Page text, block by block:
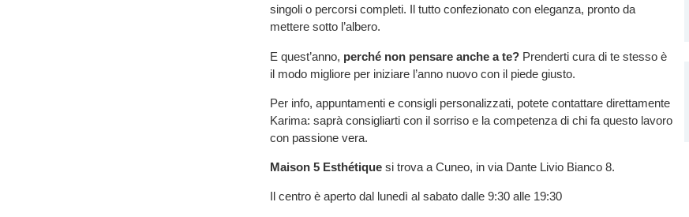
singoli o percorsi completi. Il tutto confezionato con eleganza, pronto da
mettere sotto l’albero.
E quest’anno, perché non pensare anche a te? Prenderti cura di te stesso è
il modo migliore per iniziare l’anno nuovo con il piede giusto.
Per info, appuntamenti e consigli personalizzati, potete contattare direttamente
Karima: saprà consigliarti con il sorriso e la competenza di chi fa questo lavoro
con passione vera.
Maison 5 Esthétique si trova a Cuneo, in via Dante Livio Bianco 8.
Il centro è aperto dal lunedì al sabato dalle 9:30 alle 19:30